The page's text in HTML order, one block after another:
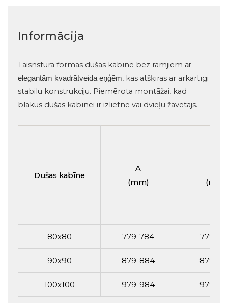
Informācija
Taisnstūra formas dušas kabīne bez rāmjiem ar
elegantām kvadrātveida eņģēm, kas atšķiras ar ārkārtīgi
stabilu konstrukciju. Piemērota montāžai, kad
blakus dušas kabīnei ir izlietne vai dvieļu žāvētājs.
Dušas kabīne
A
(mm)
(mm)
80x80 779-784 779-
90x90 879-884 879-
100x100 979-984 979-